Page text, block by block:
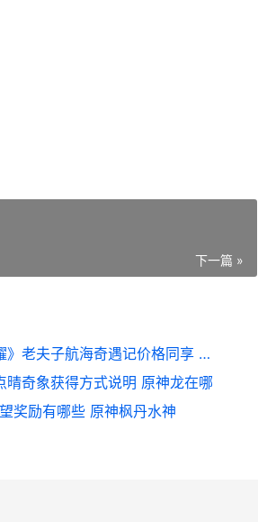
下一篇 »
《王者荣耀荣耀》老夫子航海奇遇记价格同享 王者荣耀荣耀印记多少星
晴奇象获得方式说明 原神龙在哪
奖励有哪些 原神枫丹水神